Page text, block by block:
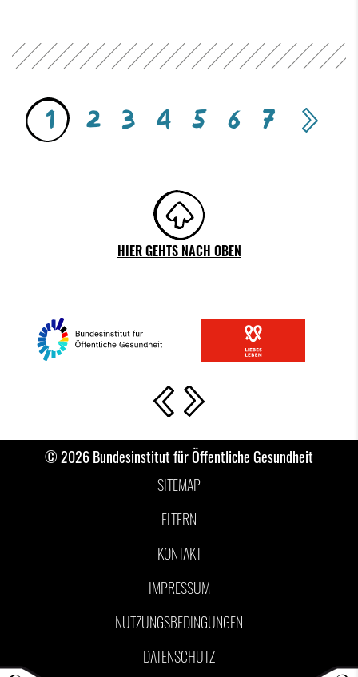
1 2 3 4 5 6 7 next
HIER GEHTS NACH OBEN
Vorherige Slide
Nächste Slide
© 2026 Bundesinstitut für Öffentliche Gesundheit
SITEMAP
ELTERN
KONTAKT
IMPRESSUM
NUTZUNGSBEDINGUNGEN
DATENSCHUTZ